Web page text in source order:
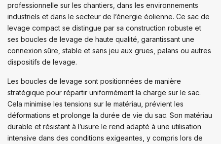
professionnelle sur les chantiers, dans les environnements
industriels et dans le secteur de l’énergie éolienne. Ce sac de
levage compact se distingue par sa construction robuste et
ses boucles de levage de haute qualité, garantissant une
connexion sûre, stable et sans jeu aux grues, palans ou autres
dispositifs de levage.
Les boucles de levage sont positionnées de manière
stratégique pour répartir uniformément la charge sur le sac.
Cela minimise les tensions sur le matériau, prévient les
déformations et prolonge la durée de vie du sac. Son matériau
durable et résistant à l’usure le rend adapté à une utilisation
intensive dans des conditions exigeantes, y compris lors de